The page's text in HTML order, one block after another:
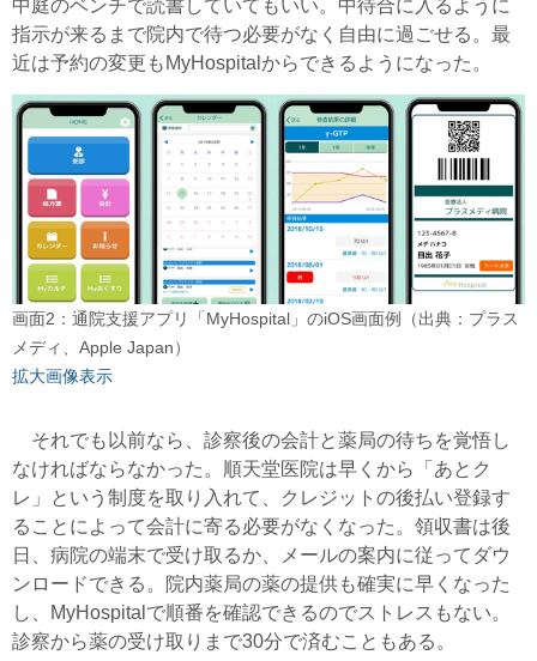
中庭のベンチで読書していてもいい。中待合に入るように
指示が来るまで院内で待つ必要がなく自由に過ごせる。最
近は予約の変更もMyHospitalからできるようになった。
画面2：通院支援アプリ「MyHospital」のiOS画面例（出典：プラス
メディ、Apple Japan）
拡大画像表示
それでも以前なら、診察後の会計と薬局の待ちを覚悟し
なければならなかった。順天堂医院は早くから「あとク
レ」という制度を取り入れて、クレジットの後払い登録す
ることによって会計に寄る必要がなくなった。領収書は後
日、病院の端末で受け取るか、メールの案内に従ってダウ
ンロードできる。院内薬局の薬の提供も確実に早くなった
し、MyHospitalで順番を確認できるのでストレスもない。
診察から薬の受け取りまで30分で済むこともある。